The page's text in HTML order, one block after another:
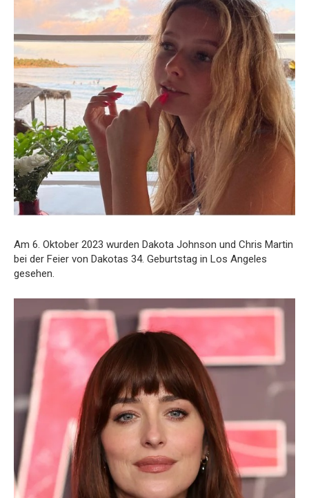
Am 6. Oktober 2023 wurden Dakota Johnson und Chris Martin
bei der Feier von Dakotas 34. Geburtstag in Los Angeles
gesehen.